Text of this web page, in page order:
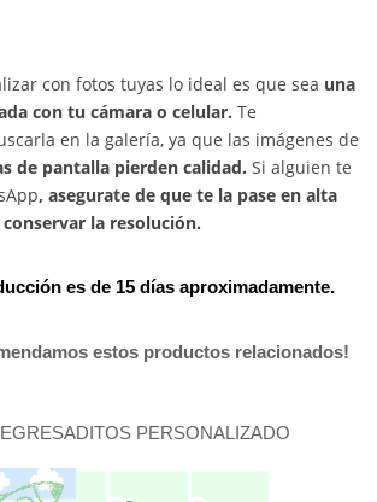
con fotos tuyas lo ideal es que sea una
con tu cámara o celular. Te
en la galería, ya que las imágenes de
de pantalla pierden calidad. Si alguien te
, asegurate de que te la pase en alta
la resolución.
es de 15 días aproximadamente.
estos productos relacionados!
PERSONALIZADO